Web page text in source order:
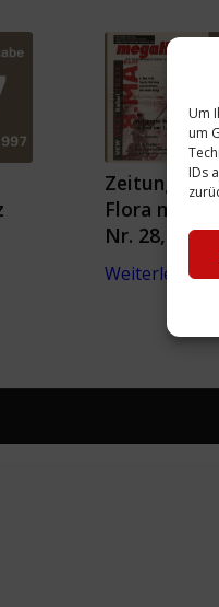
Um
um
IDs
Zeitung:
Flora
Nr. 28, 1999
Weiterlesen